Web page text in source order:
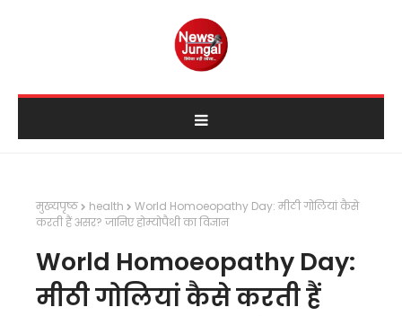
मुख्यपृष्ठ health
World Homoeopathy Day: मीठी गोलियां कैसे
करती हैं असर? जानिए होम्योपैथी का विज्ञान
World Homoeopathy Day:
मीठी गोलियां कैसे करती हैं